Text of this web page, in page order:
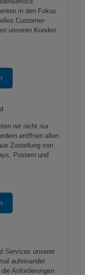
in den Fokus
Customer-
unseren Kunden.
wir nicht nur
eröffnen allen
Zustellung von
Postern und
Services unserer
aufeinander
Anforderungen